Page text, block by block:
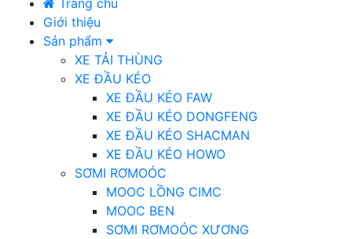
Trang chủ
Giới thiệu
Sản phẩm
XE TẢI THÙNG
XE ĐẦU KÉO
XE ĐẦU KÉO FAW
XE ĐẦU KÉO DONGFENG
XE ĐẦU KÉO SHACMAN
XE ĐẦU KÉO HOWO
SƠMI RƠMOÓC
MOOC LỒNG CIMC
MOOC BEN
SƠMI RƠMOÓC XƯƠNG